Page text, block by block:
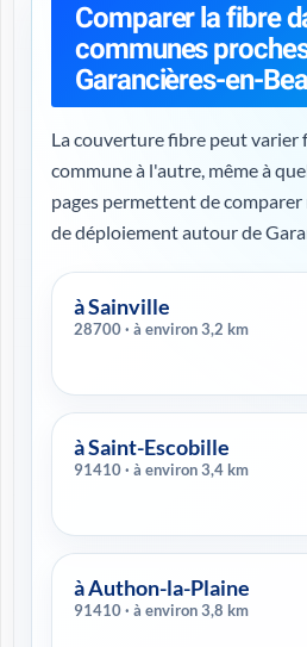
Comparer la fibre
communes
Garancières-en-
La couverture fibre peut
commune à l'autre, même à
pages permettent de
de déploiement autour de
à Sainville
28700 · à environ 3,2 km
à Saint-Escobille
91410 · à environ 3,4 km
à Authon-la-Plaine
91410 · à environ 3,8 km